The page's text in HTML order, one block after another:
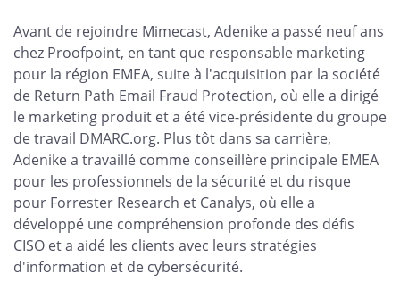
Avant de rejoindre Mimecast, Adenike a passé neuf ans
chez Proofpoint, en tant que responsable marketing
pour la région EMEA, suite à l'acquisition par la société
de Return Path Email Fraud Protection, où elle a dirigé
le marketing produit et a été vice-présidente du groupe
de travail DMARC.org. Plus tôt dans sa carrière,
Adenike a travaillé comme conseillère principale EMEA
pour les professionnels de la sécurité et du risque
pour Forrester Research et Canalys, où elle a
développé une compréhension profonde des défis
CISO et a aidé les clients avec leurs stratégies
d'information et de cybersécurité.